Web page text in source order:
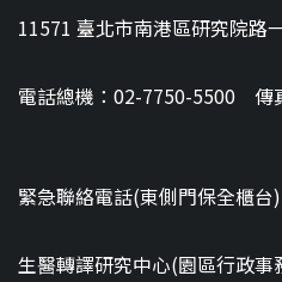
11571 臺北市南港區研究院路
電話總機：02-7750-5500 傳
緊急聯絡電話(東側門保全櫃
生醫轉譯研究中心(園區行政